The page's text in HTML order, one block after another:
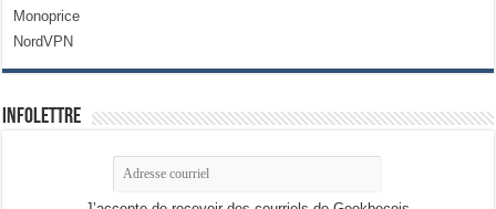
Monoprice
NordVPN
Infolettre